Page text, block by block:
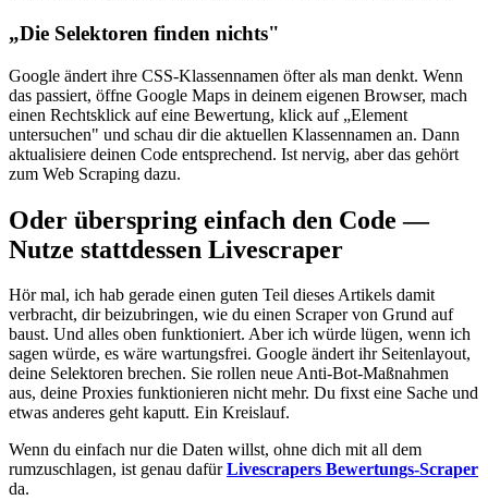
„Die Selektoren finden nichts"
Google ändert ihre CSS-Klassennamen öfter als man denkt. Wenn
das passiert, öffne Google Maps in deinem eigenen Browser, mach
einen Rechtsklick auf eine Bewertung, klick auf „Element
untersuchen" und schau dir die aktuellen Klassennamen an. Dann
aktualisiere deinen Code entsprechend. Ist nervig, aber das gehört
zum Web Scraping dazu.
Oder überspring einfach den Code —
Nutze stattdessen Livescraper
Hör mal, ich hab gerade einen guten Teil dieses Artikels damit
verbracht, dir beizubringen, wie du einen Scraper von Grund auf
baust. Und alles oben funktioniert. Aber ich würde lügen, wenn ich
sagen würde, es wäre wartungsfrei. Google ändert ihr Seitenlayout,
deine Selektoren brechen. Sie rollen neue Anti-Bot-Maßnahmen
aus, deine Proxies funktionieren nicht mehr. Du fixst eine Sache und
etwas anderes geht kaputt. Ein Kreislauf.
Wenn du einfach nur die Daten willst, ohne dich mit all dem
rumzuschlagen, ist genau dafürLivescrapers Bewertungs-Scraper
da.